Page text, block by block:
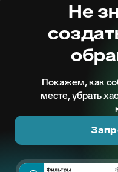
Не
Покажем, как
месте, убрать